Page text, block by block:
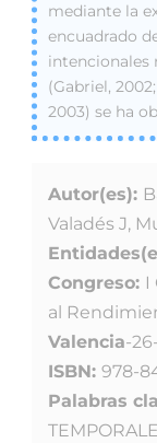
mediante la
encuadrado
intencionales
(Gabriel,
2003) se ha
Autor(es):
Valadés J,
Congreso: I
al
Valencia-
ISBN: 978-
Palabras